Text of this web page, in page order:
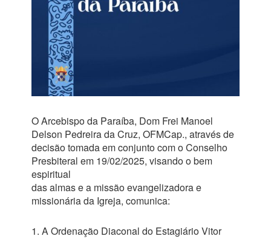
O Arcebispo da Paraíba, Dom Frei Manoel
Delson Pedreira da Cruz, OFMCap., através de
decisão tomada em conjunto com o Conselho
Presbiteral em 19/02/2025, visando o bem
espiritual
das almas e a missão evangelizadora e
missionária da Igreja, comunica:
A Ordenação Diaconal do Estagiário Vitor